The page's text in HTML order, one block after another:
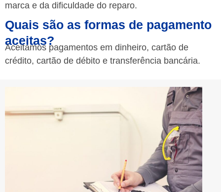
marca e da dificuldade do reparo.
Quais são as formas de pagamento
aceitas?
Aceitamos pagamentos em dinheiro, cartão de
crédito, cartão de débito e transferência bancária.